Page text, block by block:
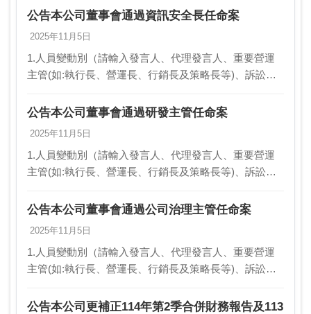
審查之緣由:因應本公司申請股…
公告本公司董事會通過資訊安全長任命案
2025年11月5日
1.人員變動別（請輸入發言人、代理發言人、重要營運
主管(如:執行長、營運長、行銷長及策略長等)、訴訟及
資訊安全長、研發主管或內部稽核主管）:資訊安全長…
公告本公司董事會通過研發主管任命案
2025年11月5日
1.人員變動別（請輸入發言人、代理發言人、重要營運
主管(如:執行長、營運長、行銷長及策略長等)、訴訟及
資訊安全長、研發主管或內部稽核主管）:研發主管2…
公告本公司董事會通過公司治理主管任命案
2025年11月5日
1.人員變動別（請輸入發言人、代理發言人、重要營運
主管(如:執行長、營運長、行銷長及策略長等)、訴訟及
資訊安全長、研發主管或內部稽核主管）:公司治理主…
公告本公司更補正114年第2季合併財務報告及113